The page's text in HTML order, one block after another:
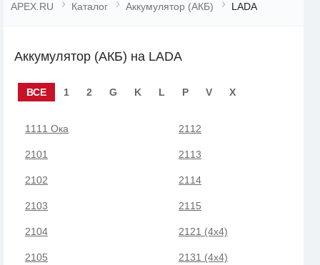
APEX.RU Каталог Аккумулятор (АКБ) LADA
Аккумулятор (АКБ) на LADA
ВСЕ 1 2 G K L P V X
1111 Ока
2101
2102
2103
2104
2105
2112
2113
2114
2115
2121 (4x4)
2131 (4x4)